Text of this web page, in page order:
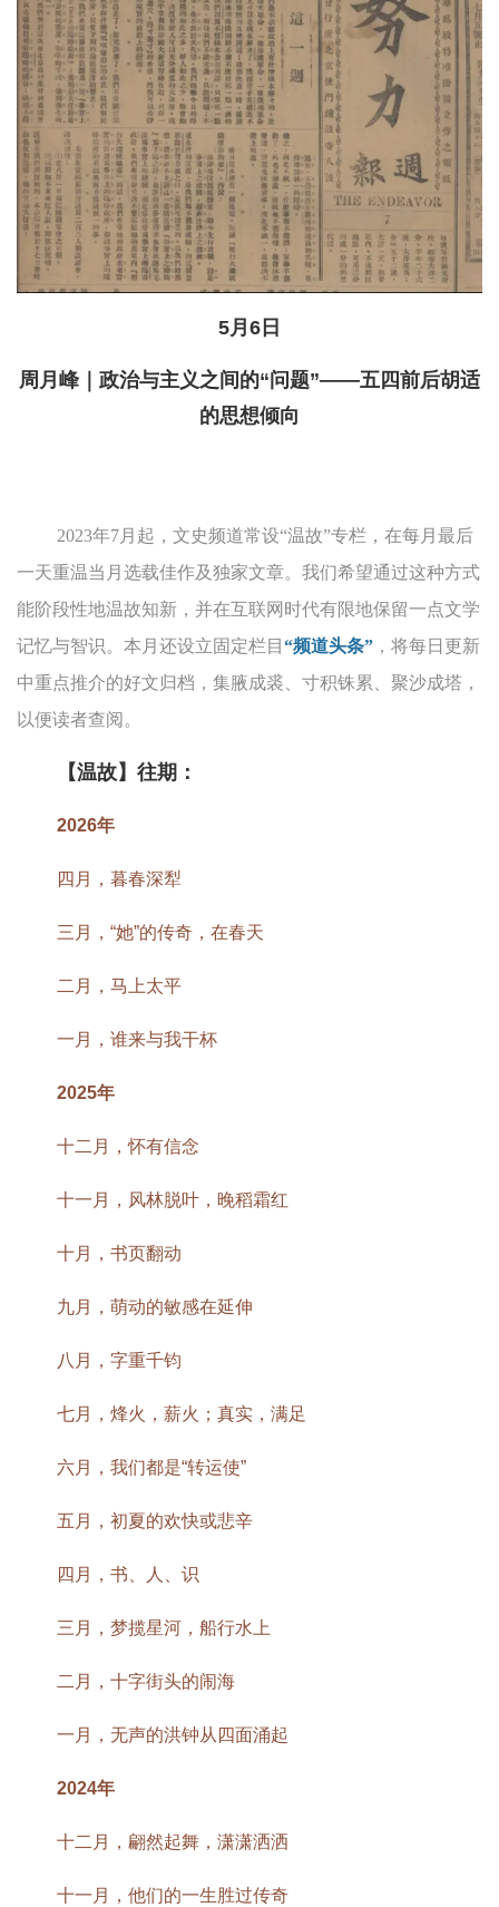
5月6日
周月峰｜政治与主义之间的“问题”——五四前后胡适
的思想倾向
2023年7月起，文史频道常设“温故”专栏，在每月最后
一天重温当月选载佳作及独家文章。我们希望通过这种方式
能阶段性地温故知新，并在互联网时代有限地保留一点文学
记忆与智识。本月还设立固定栏目 “频道头条” ，将每日更新
中重点推介的好文归档，集腋成裘、寸积铢累、聚沙成塔，
以便读者查阅。
【温故】往期：
2026年
四月，暮春深犁
三月，“她”的传奇，在春天
二月，马上太平
一月，谁来与我干杯
2025年
十二月，怀有信念
十一月，风林脱叶，晚稻霜红
十月，书页翻动
九月，萌动的敏感在延伸
八月，字重千钧
七月，烽火，薪火；真实，满足
六月，我们都是“转运使”
五月，初夏的欢快或悲辛
四月，书、人、识
三月，梦揽星河，船行水上
二月，十字街头的闹海
一月，无声的洪钟从四面涌起
2024年
十二月，翩然起舞，潇潇洒洒
十一月，他们的一生胜过传奇